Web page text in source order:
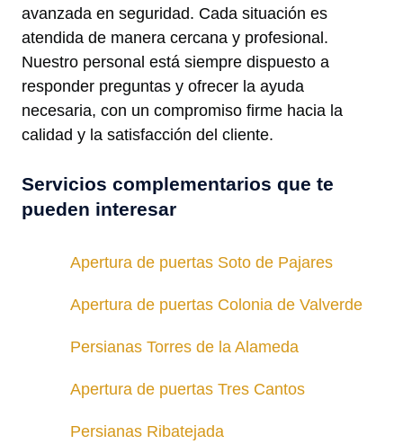
avanzada en seguridad. Cada situación es
atendida de manera cercana y profesional.
Nuestro personal está siempre dispuesto a
responder preguntas y ofrecer la ayuda
necesaria, con un compromiso firme hacia la
calidad y la satisfacción del cliente.
Servicios complementarios que te
pueden interesar
Apertura de puertas Soto de Pajares
Apertura de puertas Colonia de Valverde
Persianas Torres de la Alameda
Apertura de puertas Tres Cantos
Persianas Ribatejada